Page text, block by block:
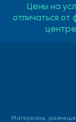
Цены на
отличаться от
Материалы,